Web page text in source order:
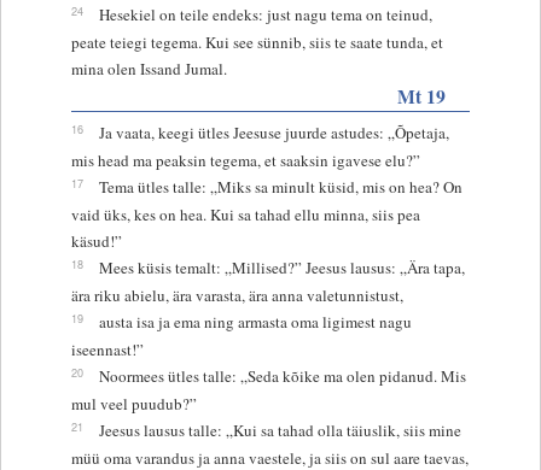
24
Hesekiel on teile endeks: just nagu tema on teinud,
peate teiegi tegema. Kui see sünnib, siis te saate tunda, et
mina olen Issand Jumal.
Mt 19
16
Ja vaata, keegi ütles Jeesuse juurde astudes: „Õpetaja,
mis head ma peaksin tegema, et saaksin igavese elu?”
17
Tema ütles talle: „Miks sa minult küsid, mis on hea? On
vaid üks, kes on hea. Kui sa tahad ellu minna, siis pea
käsud!”
18
Mees küsis temalt: „Millised?” Jeesus lausus: „Ära tapa,
ära riku abielu, ära varasta, ära anna valetunnistust,
19
austa isa ja ema ning armasta oma ligimest nagu
iseennast!”
20
Noormees ütles talle: „Seda kõike ma olen pidanud. Mis
mul veel puudub?”
21
Jeesus lausus talle: „Kui sa tahad olla täiuslik, siis mine
müü oma varandus ja anna vaestele, ja siis on sul aare taevas,